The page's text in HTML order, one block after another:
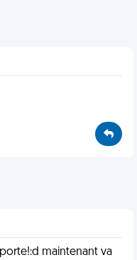
maintenant va